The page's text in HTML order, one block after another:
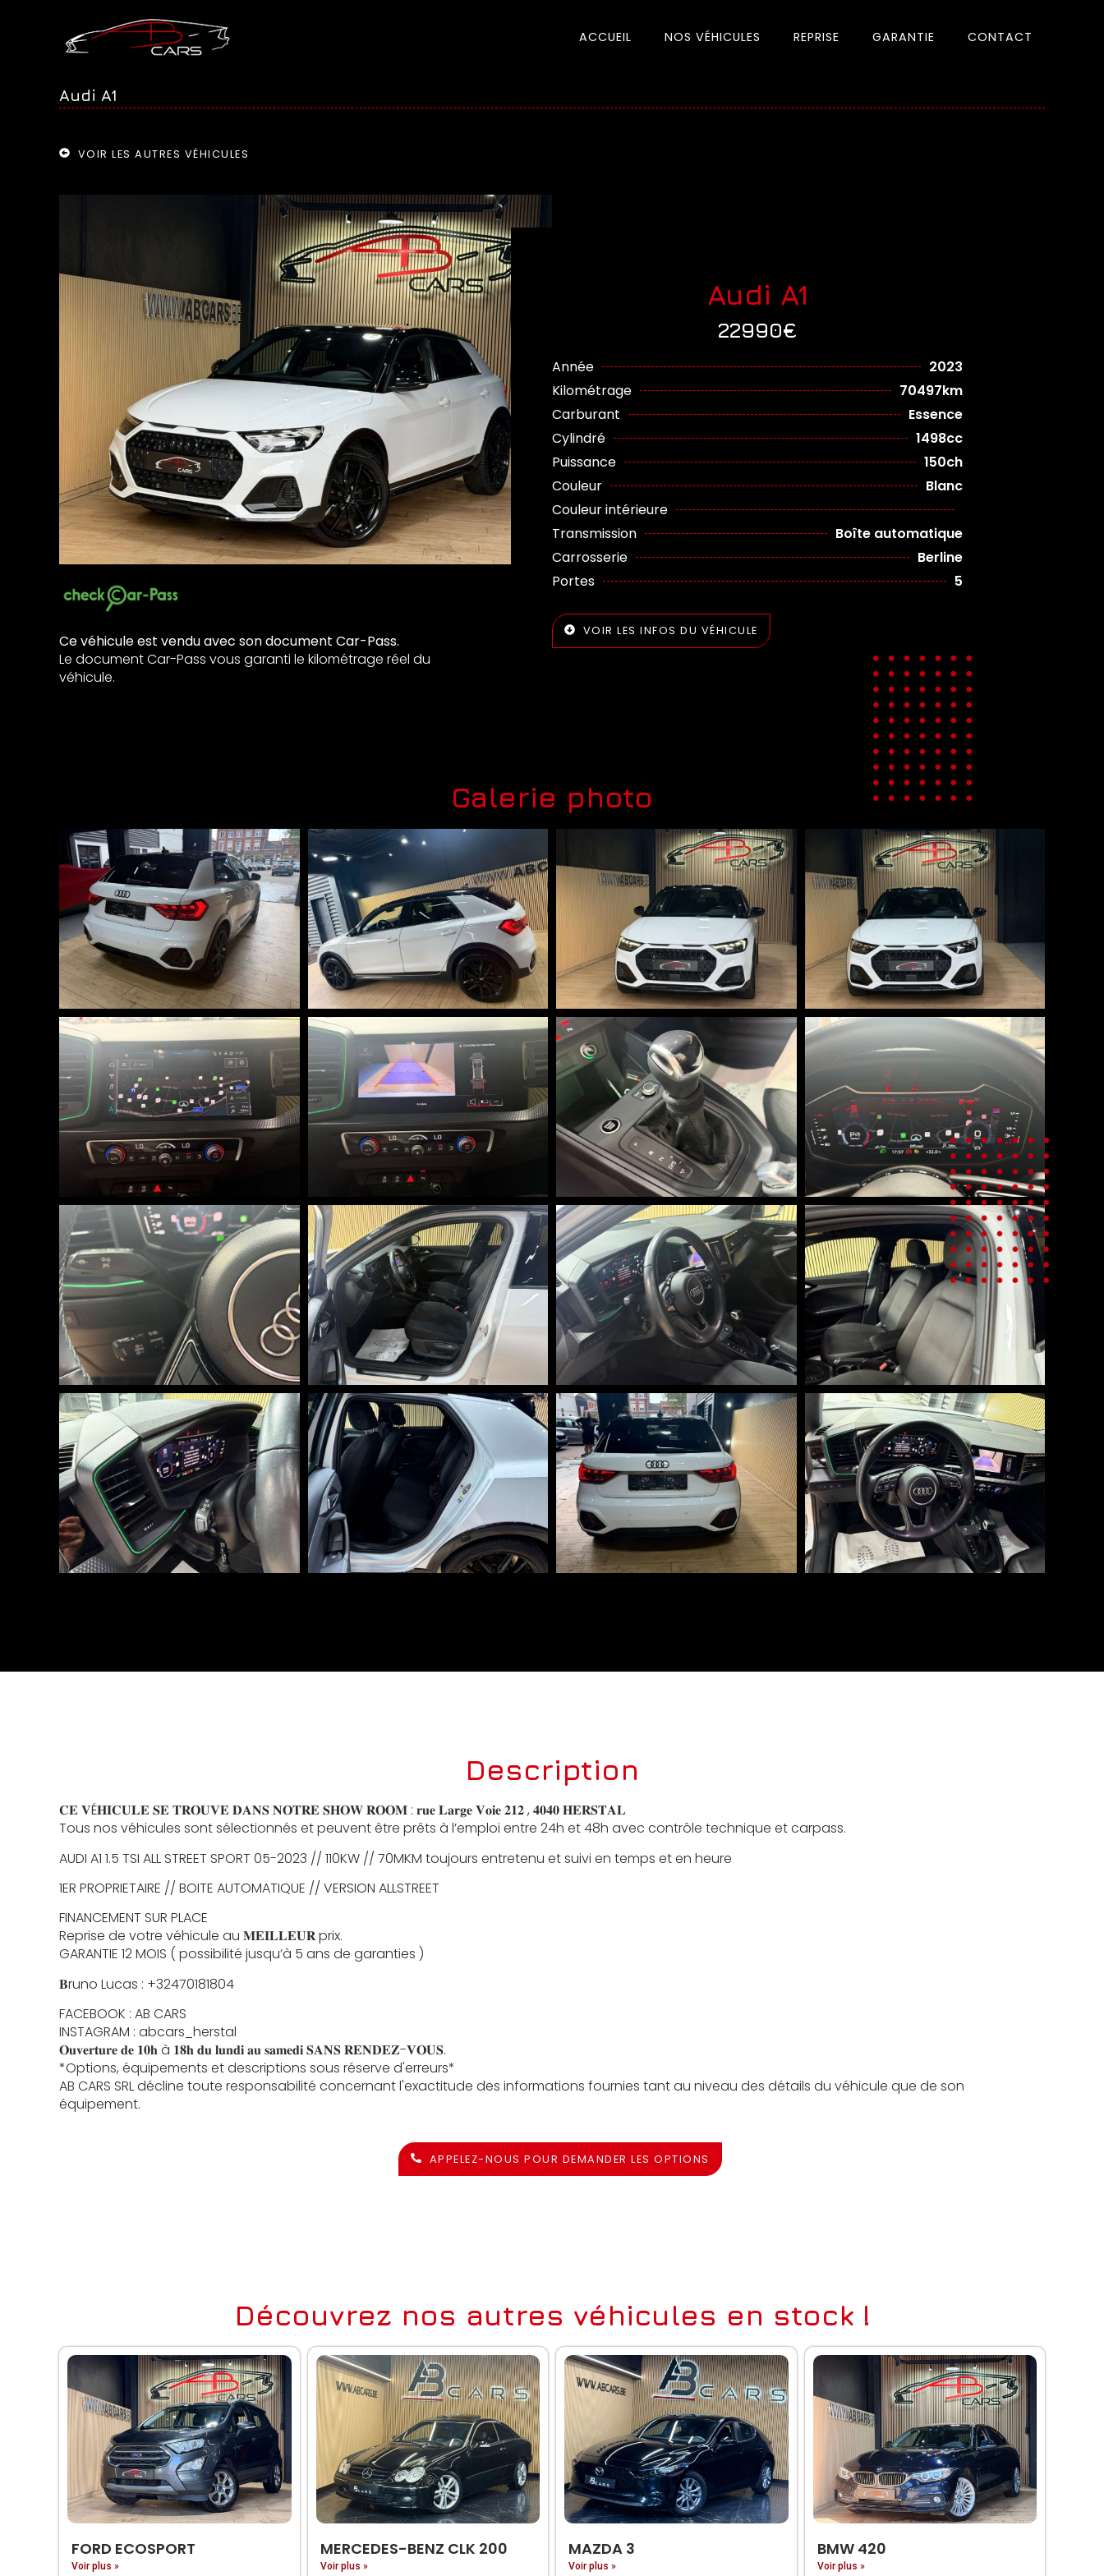
ACCUEIL NOS VÉHICULES REPRISE GARANTIE CONTACT
Audi A1
VOIR LES AUTRES VÉHICULES
Ce véhicule est vendu avec son document Car-Pass.
Le document Car-Pass vous garanti le kilométrage réel du
véhicule.
Audi A1
22990€
Année
2023
Kilométrage
70497km
Carburant
Essence
Cylindré
1498cc
Puissance
150ch
Couleur
Blanc
Couleur intérieure
Transmission
Boîte automatique
Carrosserie
Berline
Portes
5
VOIR LES INFOS DU VÉHICULE
Galerie photo
Description
𝐂𝐄 𝐕É𝐇𝐈𝐂𝐔𝐋𝐄 𝐒𝐄 𝐓𝐑𝐎𝐔𝐕𝐄 𝐃𝐀𝐍𝐒 𝐍𝐎𝐓𝐑𝐄 𝐒𝐇𝐎𝐖 𝐑𝐎𝐎𝐌 : 𝐫𝐮𝐞 𝐋𝐚𝐫𝐠𝐞 𝐕𝐨𝐢𝐞 𝟐𝟏𝟐 , 𝟒𝟎𝟒𝟎 𝐇𝐄𝐑𝐒𝐓𝐀𝐋
Tous nos véhicules sont sélectionnés et peuvent être prêts à l’emploi entre 24h et 48h avec contrôle technique et carpass.
AUDI A1 1.5 TSI ALL STREET SPORT 05-2023 // 110KW // 70MKM toujours entretenu et suivi en temps et en heure
1ER PROPRIETAIRE // BOITE AUTOMATIQUE // VERSION ALLSTREET
FINANCEMENT SUR PLACE
Reprise de votre véhicule au 𝐌𝐄𝐈𝐋𝐋𝐄𝐔𝐑 prix.
GARANTIE 12 MOIS ( possibilité jusqu’à 5 ans de garanties )
𝐁runo Lucas : +32470181804
FACEBOOK : AB CARS
INSTAGRAM : abcars_herstal
𝐎𝐮𝐯𝐞𝐫𝐭𝐮𝐫𝐞 𝐝𝐞 𝟏𝟎𝐡 à 𝟏𝟖𝐡 𝐝𝐮 𝐥𝐮𝐧𝐝𝐢 𝐚𝐮 𝐬𝐚𝐦𝐞𝐝𝐢 𝐒𝐀𝐍𝐒 𝐑𝐄𝐍𝐃𝐄𝐙-𝐕𝐎𝐔𝐒.
*Options, équipements et descriptions sous réserve d'erreurs*
AB CARS SRL décline toute responsabilité concernant l'exactitude des informations fournies tant au niveau des détails du véhicule que de son
équipement.
APPELEZ-NOUS POUR DEMANDER LES OPTIONS
Découvrez nos autres véhicules en stock !
FORD ECOSPORT
Voir plus »
MERCEDES-BENZ CLK 200
Voir plus »
MAZDA 3
Voir plus »
BMW 420
Voir plus »